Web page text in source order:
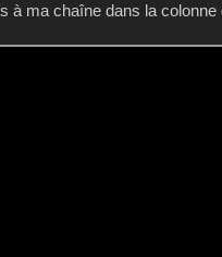
à ma chaîne dans la colonne